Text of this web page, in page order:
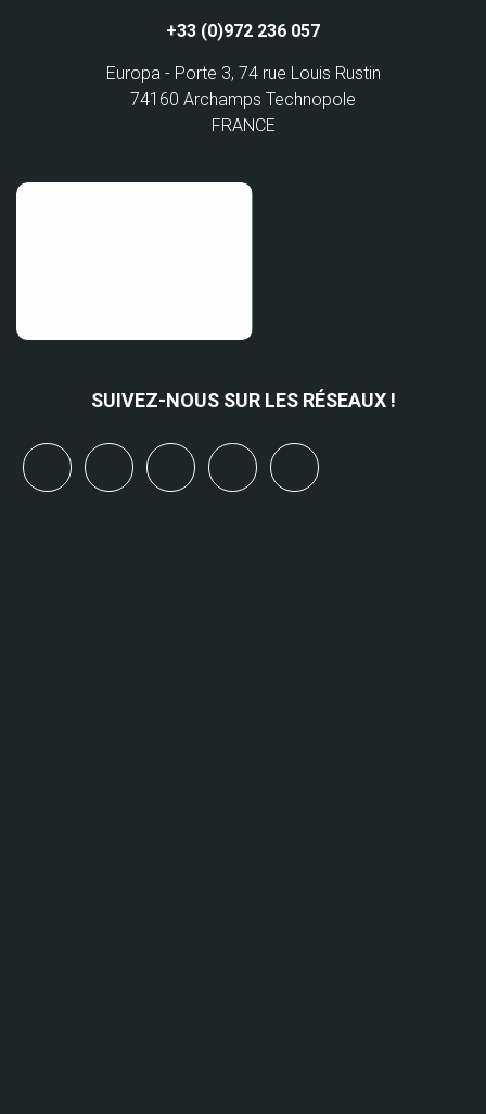
+33 (0)972 236 057
Europa - Porte 3, 74 rue Louis Rustin
74160 Archamps Technopole
FRANCE
SUIVEZ-NOUS SUR LES RÉSEAUX !
linkedinyoutubebluesky mastodon